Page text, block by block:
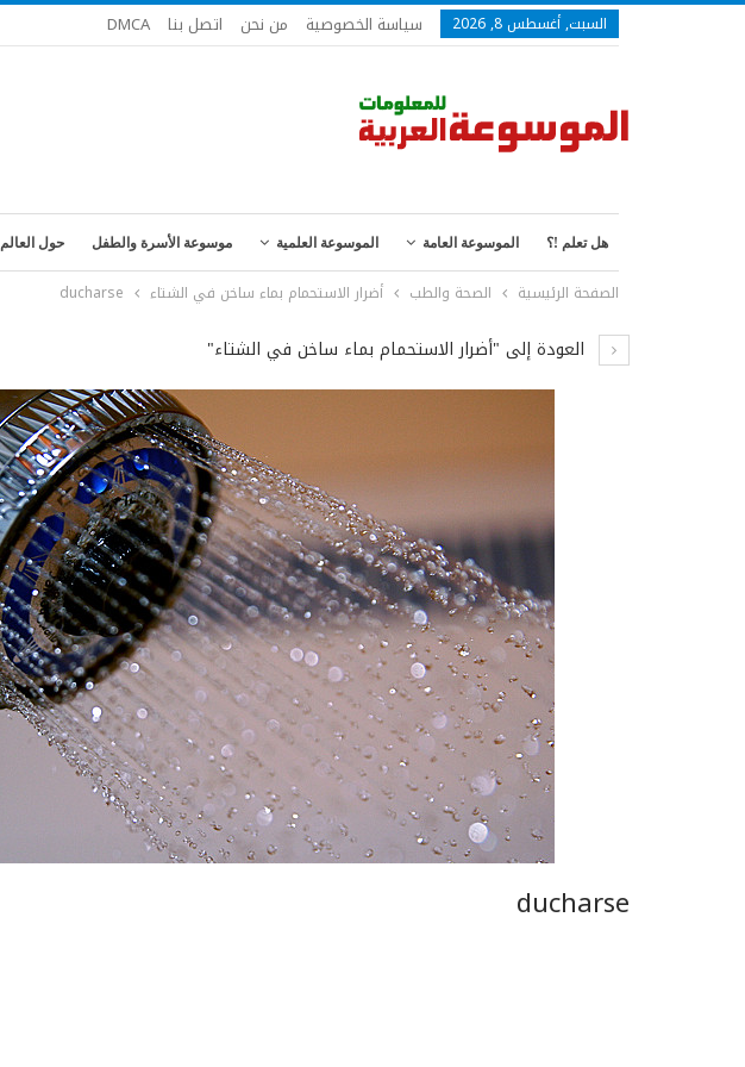
السبت, أغسطس 8, 2026 سياسة الخصوصية من نحن اتصل بنا DMCA
هل تعلم !؟ الموسوعة العامة الموسوعة العلمية موسوعة الأسرة والطفل حول العالم
الصفحة الرئيسية الصحة والطب أضرار الاستحمام بماء ساخن في الشتاء ducharse
العودة إلى "أضرار الاستحمام بماء ساخن في الشتاء"
ducharse